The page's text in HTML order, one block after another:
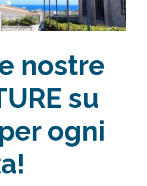
nostre
su
ogni